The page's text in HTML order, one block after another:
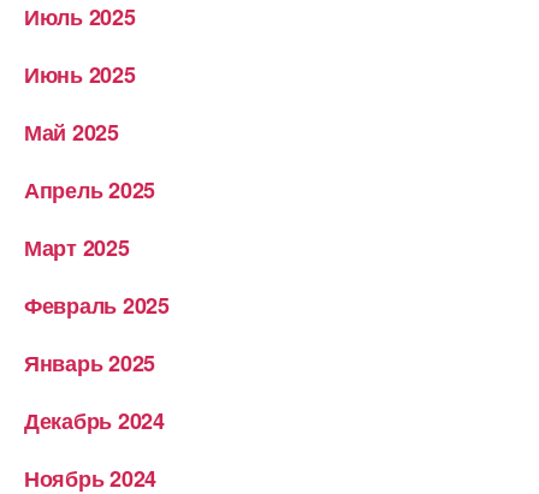
Июль 2025
Июнь 2025
Май 2025
Апрель 2025
Март 2025
Февраль 2025
Январь 2025
Декабрь 2024
Ноябрь 2024